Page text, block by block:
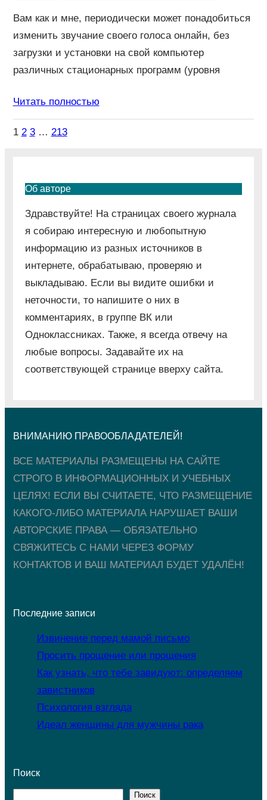
Вам как и мне, периодически может понадобиться
изменить звучание своего голоса онлайн, без
загрузки и установки на свой компьютер
различных стационарных программ (уровня
Читать полностью
1 2 3 … 213
Об авторе
Здравствуйте! На страницах своего журнала
я собираю интересную и любопытную
информацию из разных источников в
интернете, обрабатываю, проверяю и
выкладываю. Если вы видите ошибки и
неточности, то напишите о них в
комментариях, в группе ВК или
Одноклассниках. Также, я всегда отвечу на
любые вопросы. Задавайте их на
соответствующей странице вверху сайта.
ВНИМАНИЮ ПРАВООБЛАДАТЕЛЕЙ!
ВСЕ МАТЕРИАЛЫ РАЗМЕЩЕНЫ НА САЙТЕ
СТРОГО В ИНФОРМАЦИОННЫХ И УЧЕБНЫХ
ЦЕЛЯХ! ЕСЛИ ВЫ СЧИТАЕТЕ, ЧТО РАЗМЕЩЕНИЕ
КАКОГО-ЛИБО МАТЕРИАЛА НАРУШАЕТ ВАШИ
АВТОРСКИЕ ПРАВА — ОБЯЗАТЕЛЬНО
СВЯЖИТЕСЬ С НАМИ ЧЕРЕЗ ФОРМУ
КОНТАКТОВ И ВАШ МАТЕРИАЛ БУДЕТ УДАЛЁН!
Последние записи
Извинение перед мамой письмо
Просить прощение или прощения
Как узнать, что тебе завидуют: определяем
завистников
Психология взгляда
Идеал женщины для мужчины рака
Поиск
Поиск